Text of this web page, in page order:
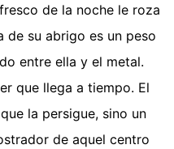
de la noche le roza
de su abrigo es un peso
entre ella y el metal.
que llega a tiempo. El
la persigue, sino un
de aquel centro